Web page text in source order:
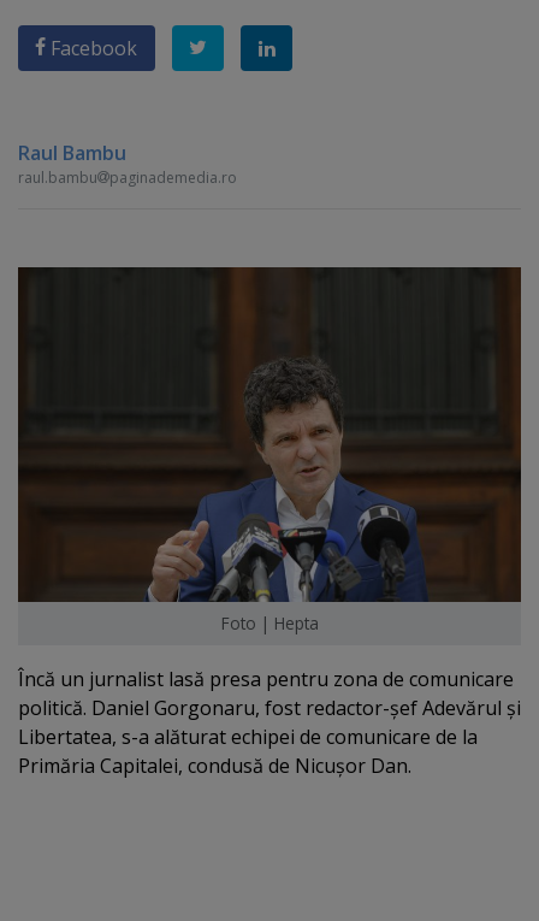
Facebook
Raul Bambu
raul.bambu paginademedia.ro
Foto | Hepta
Încă un jurnalist lasă presa pentru zona de comunicare
politică. Daniel Gorgonaru, fost redactor-şef Adevărul şi
Libertatea, s-a alăturat echipei de comunicare de la
Primăria Capitalei, condusă de Nicuşor Dan.